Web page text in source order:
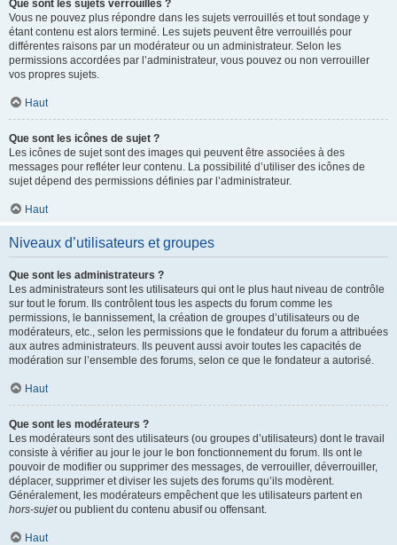
Que sont les sujets verrouillés ?
Vous ne pouvez plus répondre dans les sujets verrouillés et tout sondage y
étant contenu est alors terminé. Les sujets peuvent être verrouillés pour
différentes raisons par un modérateur ou un administrateur. Selon les
permissions accordées par l’administrateur, vous pouvez ou non verrouiller
vos propres sujets.
Haut
Que sont les icônes de sujet ?
Les icônes de sujet sont des images qui peuvent être associées à des
messages pour refléter leur contenu. La possibilité d’utiliser des icônes de
sujet dépend des permissions définies par l’administrateur.
Haut
Niveaux d’utilisateurs et groupes
Que sont les administrateurs ?
Les administrateurs sont les utilisateurs qui ont le plus haut niveau de contrôle
sur tout le forum. Ils contrôlent tous les aspects du forum comme les
permissions, le bannissement, la création de groupes d’utilisateurs ou de
modérateurs, etc., selon les permissions que le fondateur du forum a attribuées
aux autres administrateurs. Ils peuvent aussi avoir toutes les capacités de
modération sur l’ensemble des forums, selon ce que le fondateur a autorisé.
Haut
Que sont les modérateurs ?
Les modérateurs sont des utilisateurs (ou groupes d’utilisateurs) dont le travail
consiste à vérifier au jour le jour le bon fonctionnement du forum. Ils ont le
pouvoir de modifier ou supprimer des messages, de verrouiller, déverrouiller,
déplacer, supprimer et diviser les sujets des forums qu’ils modèrent.
Généralement, les modérateurs empêchent que les utilisateurs partent en
hors-sujetou publient du contenu abusif ou offensant.
Haut